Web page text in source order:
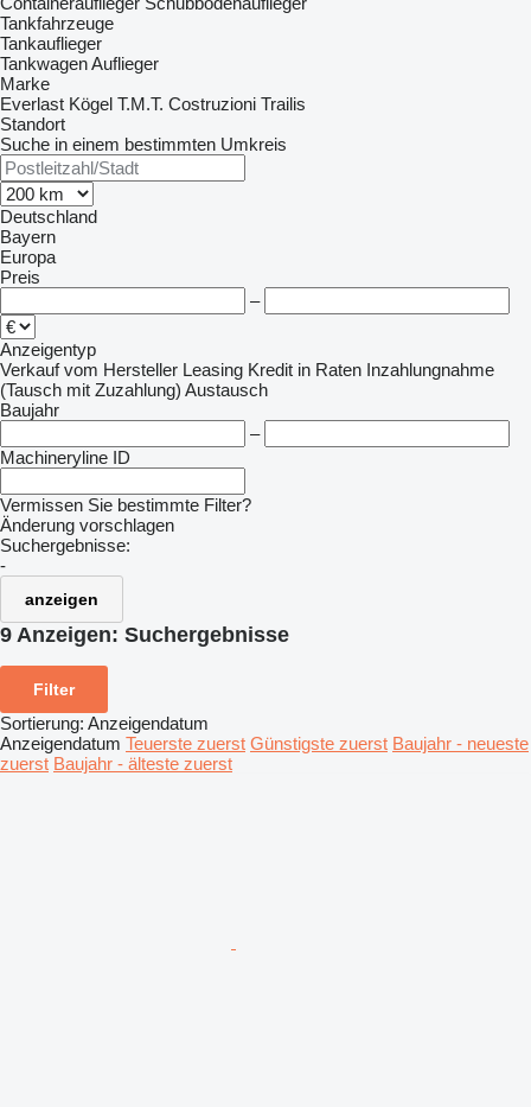
Tankfahrzeuge
Tankauflieger
Tankwagen Auflieger
Marke
Everlast Kögel T.M.T. Costruzioni Trailis
Standort
Suche in einem bestimmten Umkreis
Deutschland
Bayern
Europa
Preis
–
Anzeigentyp
Verkauf vom Hersteller Leasing Kredit in Raten Inzahlungnahme
(Tausch mit Zuzahlung) Austausch
Baujahr
–
Machineryline ID
Vermissen Sie bestimmte Filter?
Änderung vorschlagen
Suchergebnisse:
-
anzeigen
9 Anzeigen: Suchergebnisse
Filter
Sortierung: Anzeigendatum
Anzeigendatum Teuerste zuerst Günstigste zuerst Baujahr - neueste
zuerst Baujahr - älteste zuerst